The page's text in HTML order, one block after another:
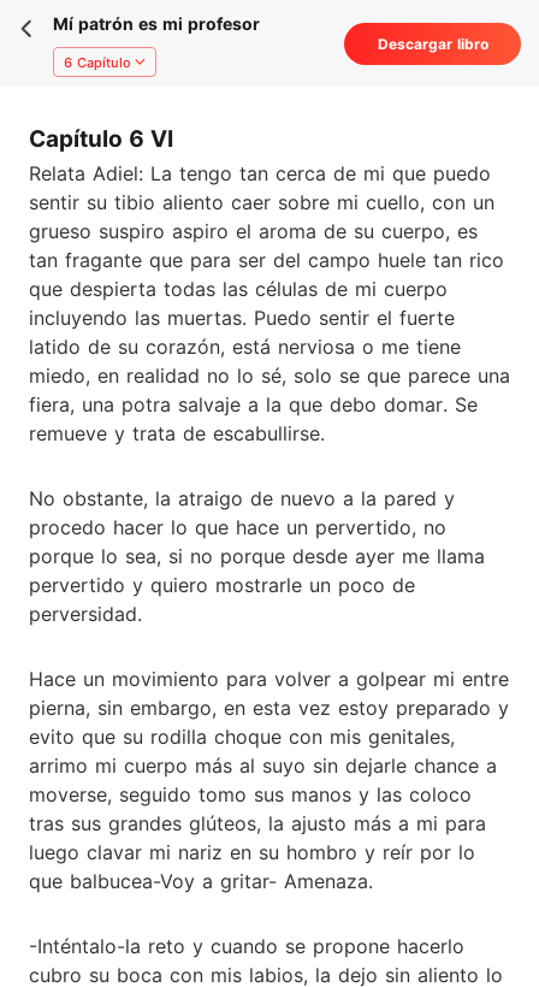
Mí patrón es mi profesor
6 Capítulo
Descargar libro
Capítulo 6 VI
Relata Adiel: La tengo tan cerca de mi que puedo
sentir su tibio aliento caer sobre mi cuello, con un
grueso suspiro aspiro el aroma de su cuerpo, es
tan fragante que para ser del campo huele tan rico
que despierta todas las células de mi cuerpo
incluyendo las muertas. Puedo sentir el fuerte
latido de su corazón, está nerviosa o me tiene
miedo, en realidad no lo sé, solo se que parece una
fiera, una potra salvaje a la que debo domar. Se
remueve y trata de escabullirse.
No obstante, la atraigo de nuevo a la pared y
procedo hacer lo que hace un pervertido, no
porque lo sea, si no porque desde ayer me llama
pervertido y quiero mostrarle un poco de
perversidad.
Hace un movimiento para volver a golpear mi entre
pierna, sin embargo, en esta vez estoy preparado y
evito que su rodilla choque con mis genitales,
arrimo mi cuerpo más al suyo sin dejarle chance a
moverse, seguido tomo sus manos y las coloco
tras sus grandes glúteos, la ajusto más a mi para
luego clavar mi nariz en su hombro y reír por lo
que balbucea-Voy a gritar- Amenaza.
-Inténtalo-la reto y cuando se propone hacerlo
cubro su boca con mis labios, la dejo sin aliento lo